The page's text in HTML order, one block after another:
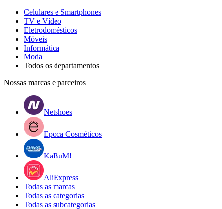
Celulares e Smartphones
TV e Vídeo
Eletrodomésticos
Móveis
Informática
Moda
Todos os departamentos
Nossas marcas e parceiros
Netshoes
Epoca Cosméticos
KaBuM!
AliExpress
Todas as marcas
Todas as categorias
Todas as subcategorias